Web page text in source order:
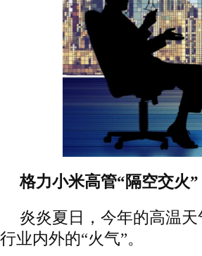
格力小米高管“隔空交火”
炎炎夏日，今年的高温
行业内外的“火气”。